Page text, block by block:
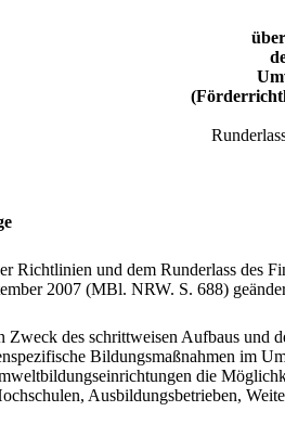
Richtlinien und dem Runderlass des
2007 (MBl. NRW. S. 688)
Zweck des schrittweisen Aufbaus
Bildungsmaßnahmen im
die
Ausbildungsbetrieben,